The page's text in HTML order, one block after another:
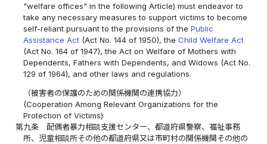
"welfare offices" in the following Article) must endeavor to
take any necessary measures to support victims to become
self-reliant pursuant to the provisions of thePublic
Assistance Act (Act No. 144 of 1950), theChild Welfare Act
(Act No. 164 of 1947), the Act on Welfare of Mothers with
Dependents, Fathers with Dependents, and Widows (Act No.
129 of 1964), and other laws and regulations.
（被害者の保護のための関係機関の連携協力）
(Cooperation Among Relevant Organizations for the
Protection of Victims)
第九条
配偶者暴力相談支援センター、都道府県警察、福祉事務
所、児童相談所その他の都道府県又は市町村の関係機関その他の